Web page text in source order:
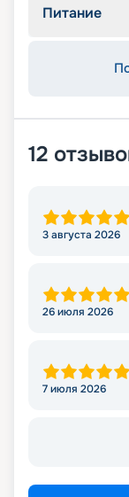
Питание
12
3 августа 2026
26 июля 2026
7 июля 2026